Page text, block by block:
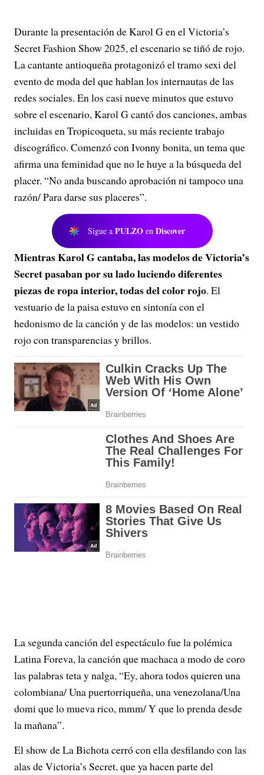
Durante la presentación de Karol G en el Victoria’s
Secret Fashion Show 2025, el escenario se tiñó de rojo.
La cantante antioqueña protagonizó el tramo sexi del
evento de moda del que hablan los internautas de las
redes sociales. En los casi nueve minutos que estuvo
sobre el escenario, Karol G cantó dos canciones, ambas
incluidas en Tropicoqueta, su más reciente trabajo
discográfico. Comenzó con Ivonny bonita, un tema que
afirma una feminidad que no le huye a la búsqueda del
placer. “No anda buscando aprobación ni tampoco una
razón/ Para darse sus placeres”.
Sigue a PULZO en Discover
Mientras Karol G cantaba, las modelos de Victoria’s
Secret pasaban por su lado luciendo diferentes
piezas de ropa interior, todas del color rojo. El
vestuario de la paisa estuvo en sintonía con el
hedonismo de la canción y de las modelos: un vestido
rojo con transparencias y brillos.
La segunda canción del espectáculo fue la polémica
Latina Foreva, la canción que machaca a modo de coro
las palabras teta y nalga, “Ey, ahora todos quieren una
colombiana/ Una puertorriqueña, una venezolana/Una
domi que lo mueva rico, mmm/ Y que lo prenda desde
la mañana”.
El show de La Bichota cerró con ella desfilando con las
alas de Victoria’s Secret, que ya hacen parte del